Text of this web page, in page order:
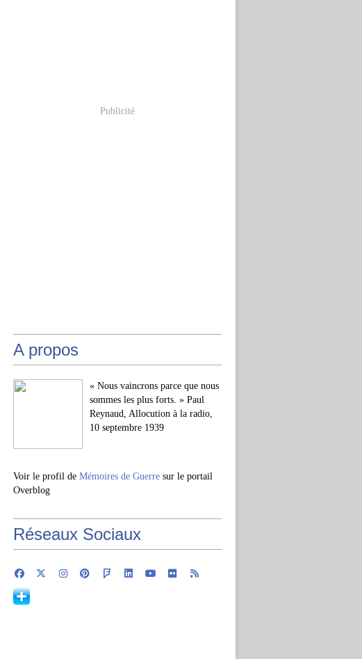
Publicité
A propos
« Nous vaincrons parce que nous
sommes les plus forts. » Paul
Reynaud, Allocution à la radio,
10 septembre 1939
Voir le profil de Mémoires de Guerre sur le portail
Overblog
Réseaux Sociaux